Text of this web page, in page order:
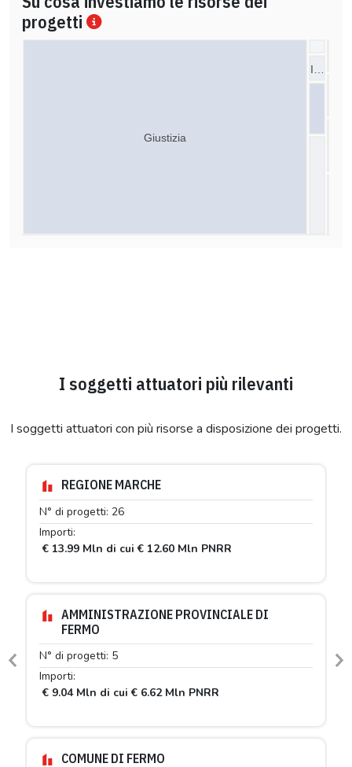
progetti
Giustizia
I…
I soggetti attuatori più rilevanti
I soggetti attuatori con più risorse a disposizione dei progetti.
REGIONE MARCHE
N° di progetti: 26
Importi:
€ 13.99 Mln di cui € 12.60 Mln PNRR
AMMINISTRAZIONE PROVINCIALE DI
FERMO
N° di progetti: 5
Importi:
€ 9.04 Mln di cui € 6.62 Mln PNRR
COMUNE DI FERMO
Previous